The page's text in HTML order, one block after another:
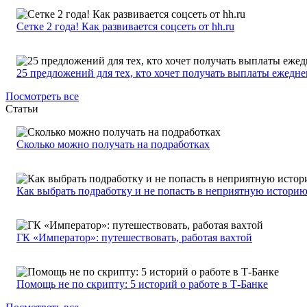
Сетке 2 года! Как развивается соцсеть от hh.ru
25 предложений для тех, кто хочет получать выплаты
Посмотреть все
Статьи
Сколько можно получать на подработках
Как выбрать подработку и не попасть в неприятную историю
ГК «Император»: путешествовать, работая вахтой
Помощь не по скрипту: 5 историй о работе в Т-Банке